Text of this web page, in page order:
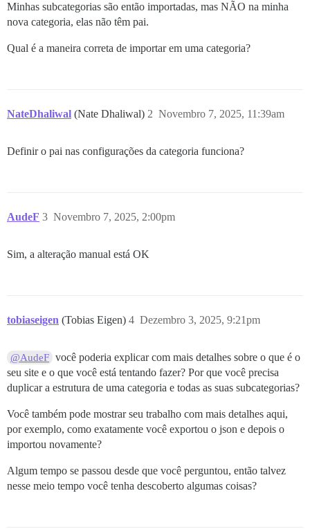
Minhas subcategorias são então importadas, mas NÃO na minha
nova categoria, elas não têm pai.
Qual é a maneira correta de importar em uma categoria?
NateDhaliwal (Nate Dhaliwal) Novembro 7, 2025, 11:39am
2
Definir o pai nas configurações da categoria funciona?
AudeF Novembro 7, 2025, 2:00pm
3
Sim, a alteração manual está OK
tobiaseigen (Tobias Eigen) Dezembro 3, 2025, 9:21pm
4
@AudeF você poderia explicar com mais detalhes sobre o que é o
seu site e o que você está tentando fazer? Por que você precisa
duplicar a estrutura de uma categoria e todas as suas subcategorias?
Você também pode mostrar seu trabalho com mais detalhes aqui,
por exemplo, como exatamente você exportou o json e depois o
importou novamente?
Algum tempo se passou desde que você perguntou, então talvez
nesse meio tempo você tenha descoberto algumas coisas?